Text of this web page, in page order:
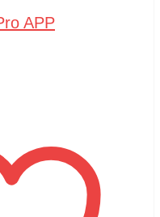
APP